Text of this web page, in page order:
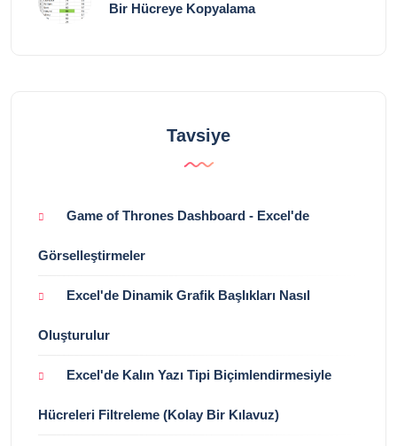
Bir Hücreye Kopyalama
Tavsiye
Game of Thrones Dashboard - Excel'de
Görselleştirmeler
Excel'de Dinamik Grafik Başlıkları Nasıl
Oluşturulur
Excel'de Kalın Yazı Tipi Biçimlendirmesiyle
Hücreleri Filtreleme (Kolay Bir Kılavuz)